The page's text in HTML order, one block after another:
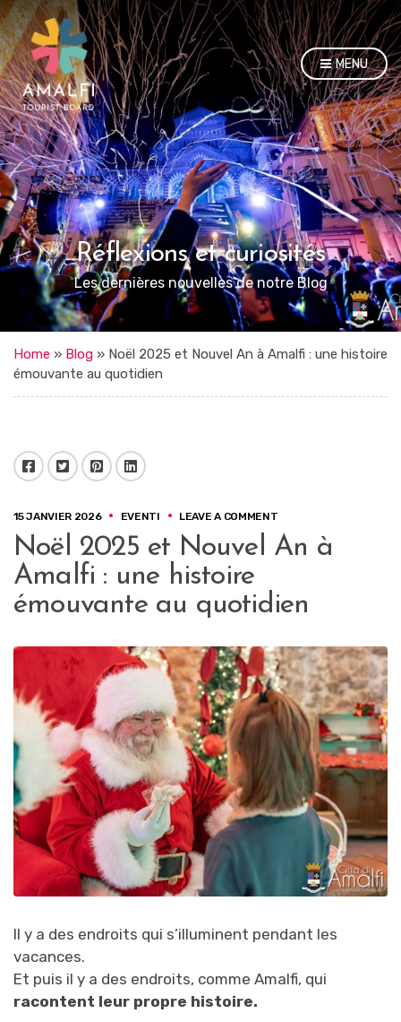
MENU
Réflexions et curiosités
Les dernières nouvelles de notre Blog
Home » Blog » Noël 2025 et Nouvel An à Amalfi : une histoire
émouvante au quotidien
Facebook Twitter Pinterest LinkedIn
15 JANVIER 2026 EVENTI LEAVE A COMMENTON
NOËL
2025
AN
À
:
UNE
HISTOIRE
ÉMOUVANTE
AU
QUOTIDIEN
Noël 2025 et Nouvel An à
Amalfi : une histoire
émouvante au quotidien
Il y a des endroits qui s’illuminent pendant les
vacances.
Et puis il y a des endroits, comme Amalfi, qui
racontent leur propre histoire.